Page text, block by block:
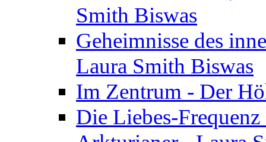
Smith Biswas
Geheimnisse des
Laura Smith Biswas
Im Zentrum - Der
Die Liebes-